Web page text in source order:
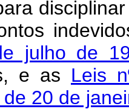
julho de
e as Leis
20 de